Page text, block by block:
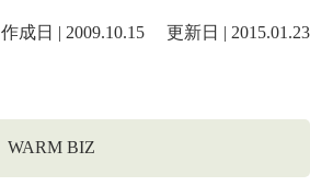
作成日 | 2009.10.15 更新日 | 2015.01.23
WARM BIZ